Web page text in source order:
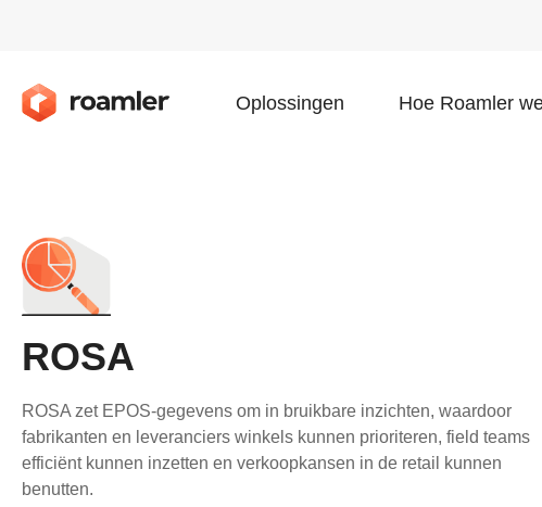
Oplossingen Hoe Roamler
ROSA
ROSA zet EPOS-gegevens om in bruikbare inzichten, waardoor
fabrikanten en leveranciers winkels kunnen prioriteren, field teams
efficiënt kunnen inzetten en verkoopkansen in de retail kunnen
benutten.